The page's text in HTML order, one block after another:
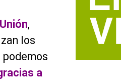
,
los
podemos
a